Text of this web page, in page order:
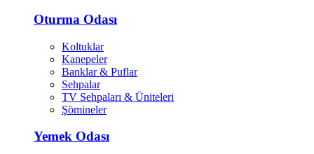
Oturma Odası
Koltuklar
Kanepeler
Banklar & Puflar
Sehpalar
TV Sehpaları & Üniteleri
Şömineler
Yemek Odası